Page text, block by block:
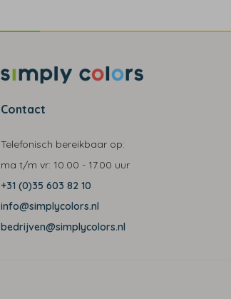
Contact
Telefonisch bereikbaar op:
ma t/m vr: 10.00 - 17.00 uur
+31 (0)35 603 82 10
info@simplycolors.nl
bedrijven@simplycolors.nl